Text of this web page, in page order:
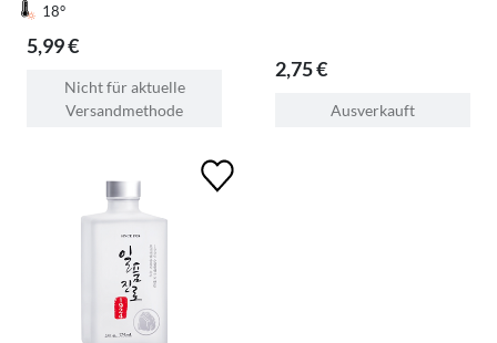
18°
5,99 €
Nicht für aktuelle
Versandmethode
2,75 €
Ausverkauft